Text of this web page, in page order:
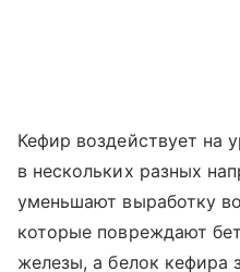
Кефир воздействует на
в нескольких разных
уменьшают выработку
которые повреждают
железы, а белок кефира